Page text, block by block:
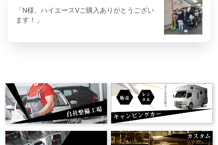
「N様、ハイエースVご購入ありがとうござい
ます！」